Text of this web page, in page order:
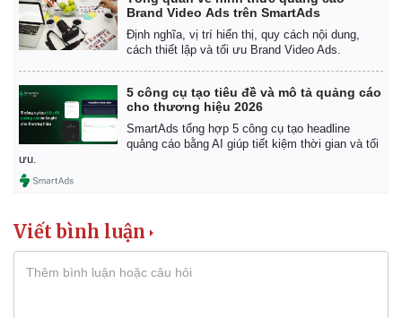
Brand Video Ads trên SmartAds
Định nghĩa, vị trí hiển thị, quy cách nội dung,
cách thiết lập và tối ưu Brand Video Ads.
5 công cụ tạo tiêu đề và mô tả quảng cáo
cho thương hiệu 2026
SmartAds tổng hợp 5 công cụ tạo headline
quảng cáo bằng AI giúp tiết kiệm thời gian và tối
ưu.
Viết bình luận